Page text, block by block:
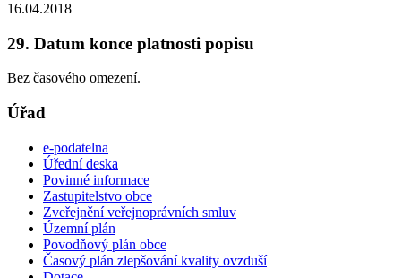
16.04.2018
29. Datum konce platnosti popisu
Bez časového omezení.
Úřad
e-podatelna
Úřední deska
Povinné informace
Zastupitelstvo obce
Zveřejnění veřejnoprávních smluv
Územní plán
Povodňový plán obce
Časový plán zlepšování kvality ovzduší